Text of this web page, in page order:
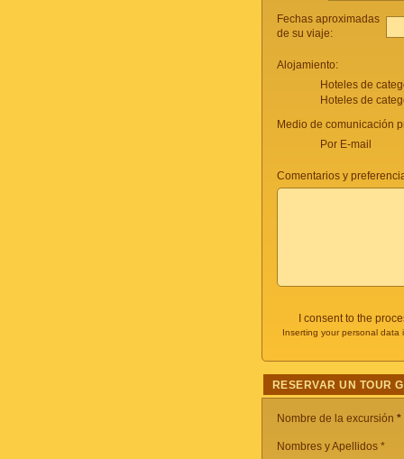
Fechas aproximadas
de su viaje:
Alojamiento:
Hoteles de
Hoteles de
Medio de comunicación
Por E-mail
Comentarios y
I consent to the
Inserting your personal
RESERVAR UN TOUR
Nombre de la excursión *
Nombres y Apellidos *